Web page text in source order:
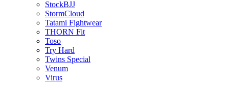
StockBJJ
StormCloud
Tatami Fightwear
THORN Fit
Toso
Try Hard
Twins Special
Venum
Virus